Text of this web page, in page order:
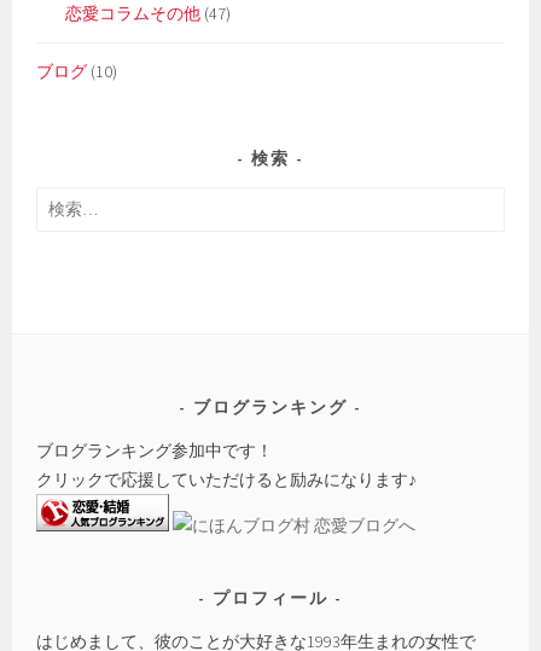
恋愛コラムその他 (47)
ブログ (10)
検索
検
ブログランキング
ブログランキング参加中です！
クリックで応援していただけると励みになります♪
プロフィール
はじめまして、彼のことが大好きな1993年生まれの女性で